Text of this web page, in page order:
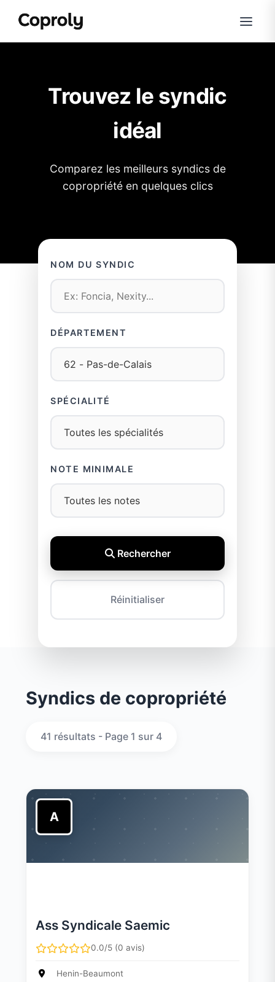
Trouvez le syndic
idéal
Comparez les meilleurs syndics de
copropriété en quelques clics
NOM DU SYNDIC
DÉPARTEMENT
SPÉCIALITÉ
NOTE MINIMALE
Rechercher
Réinitialiser
Syndics de copropriété
41 résultats - Page 1 sur 4
A
Ass Syndicale Saemic
0.0/5 (0 avis)
Henin-Beaumont